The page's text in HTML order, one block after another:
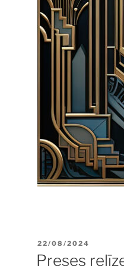
POSTED
22/08/2024
Preses